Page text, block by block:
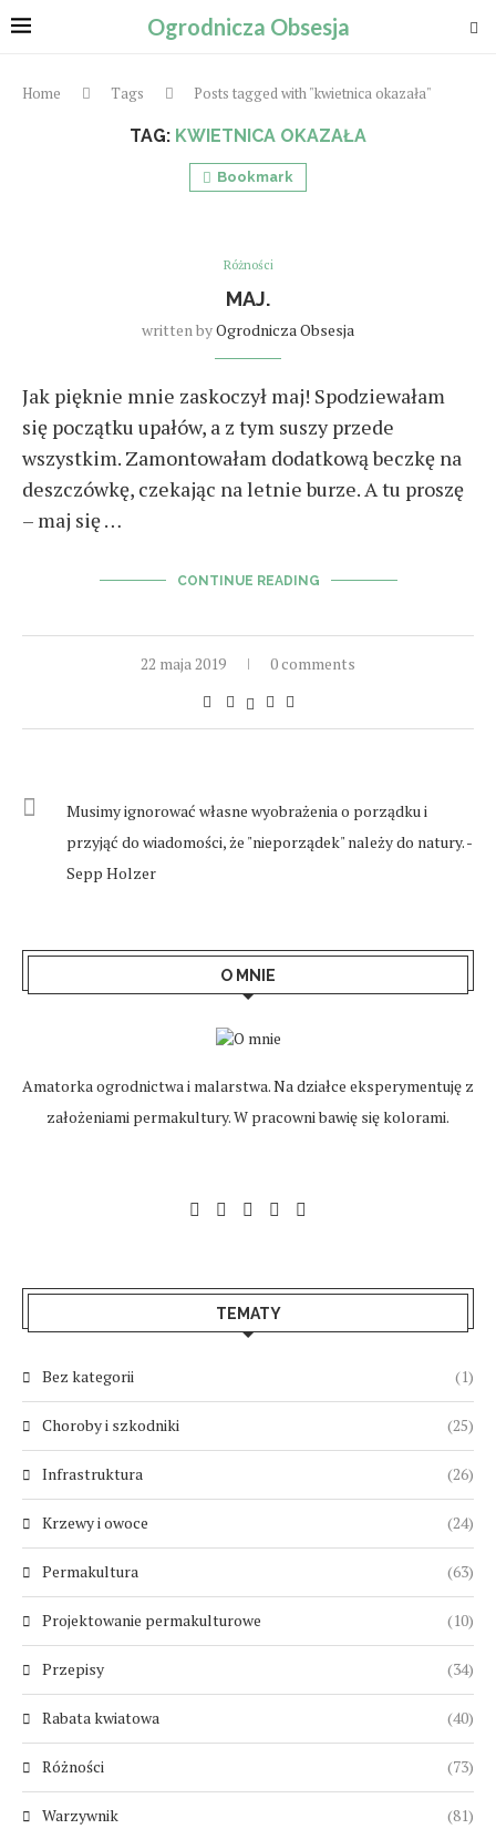
Ogrodnicza Obsesja
Home Tags Posts tagged with "kwietnica okazała"
TAG: KWIETNICA OKAZAŁA
Bookmark
Różności
MAJ.
written byOgrodnicza Obsesja
Jak pięknie mnie zaskoczył maj! Spodziewałam
się początku upałów, a z tym suszy przede
wszystkim. Zamontowałam dodatkową beczkę na
deszczówkę, czekając na letnie burze. A tu proszę
– maj się …
CONTINUE READING
22 maja 2019 0 comments
Musimy ignorować własne wyobrażenia o porządku i
przyjąć do wiadomości, że "nieporządek" należy do natury. -
Sepp Holzer
O MNIE
Amatorka ogrodnictwa i malarstwa. Na działce eksperymentuję z
założeniami permakultury. W pracowni bawię się kolorami.
TEMATY
Bez kategorii (1)
Choroby i szkodniki (25)
Infrastruktura (26)
Krzewy i owoce (24)
Permakultura (63)
Projektowanie permakulturowe (10)
Przepisy (34)
Rabata kwiatowa (40)
Różności (73)
Warzywnik (81)